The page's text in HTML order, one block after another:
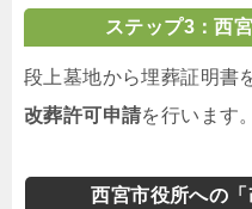
ステップ3：西
段上墓地から埋葬証明書
改葬許可申請を行います。
西宮市役所への